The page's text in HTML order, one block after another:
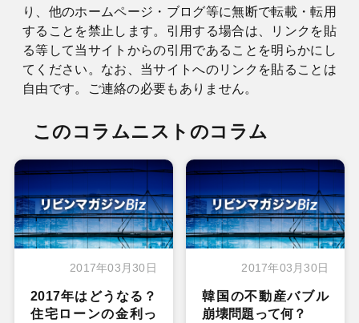
り、他のホームページ・ブログ等に無断で転載・転用
することを禁止します。引用する場合は、リンクを貼
る等して当サイトからの引用であることを明らかにし
てください。なお、当サイトへのリンクを貼ることは
自由です。ご連絡の必要もありません。
このコラムニストのコラム
2017年03月30日
2017年はどうなる？
住宅ローンの金利っ
2017年03月30日
韓国の不動産バブル
崩壊問題って何？